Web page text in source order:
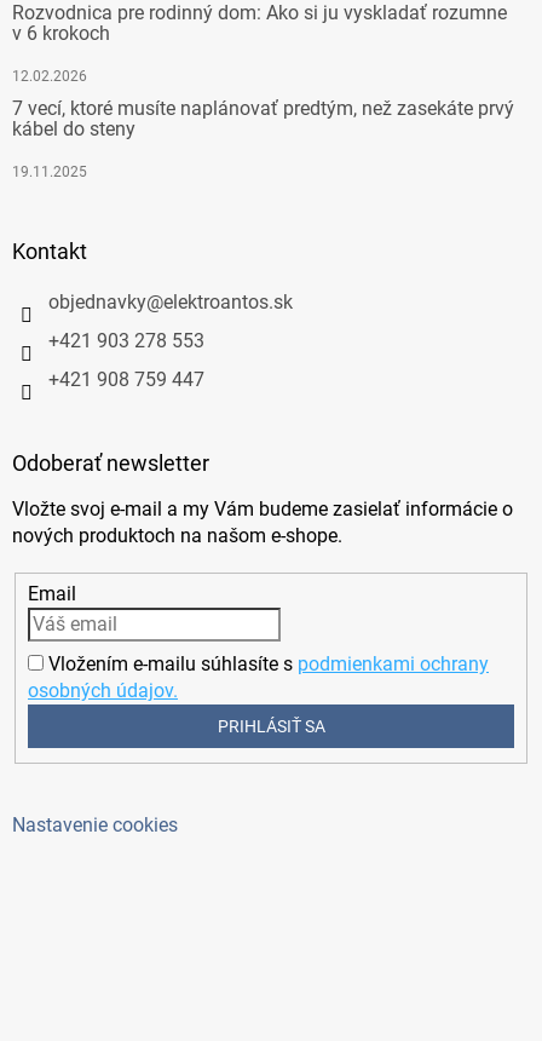
Rozvodnica pre rodinný dom: Ako si ju vyskladať rozumne
v 6 krokoch
12.02.2026
7 vecí, ktoré musíte naplánovať predtým, než zasekáte prvý
kábel do steny
19.11.2025
Kontakt
objednavky@elektroantos.sk
+421 903 278 553
+421 908 759 447
Odoberať newsletter
Vložte svoj e-mail a my Vám budeme zasielať informácie o
nových produktoch na našom e-shope.
Email
Vložením e-mailu súhlasíte s podmienkami ochrany
osobných údajov.
PRIHLÁSIŤ SA
Nastavenie cookies